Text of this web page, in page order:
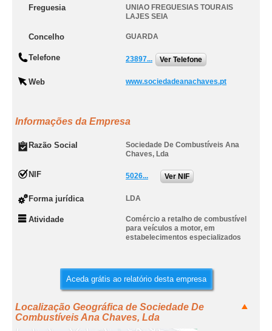
Freguesia
UNIAO FREGUESIAS TOURAIS
LAJES SEIA
Concelho GUARDA
Telefone 23897... Ver Telefone
Web www.sociedadeanachaves.pt
Informações da Empresa
Razão Social
Sociedade De Combustíveis Ana
Chaves, Lda
NIF 5026... Ver NIF
Forma jurídica LDA
Atividade
Comércio a retalho de combustível
para veículos a motor, em
estabelecimentos especializados
Aceda grátis ao relatório desta empresa
Localização Geográfica de Sociedade De
Combustíveis Ana Chaves, Lda